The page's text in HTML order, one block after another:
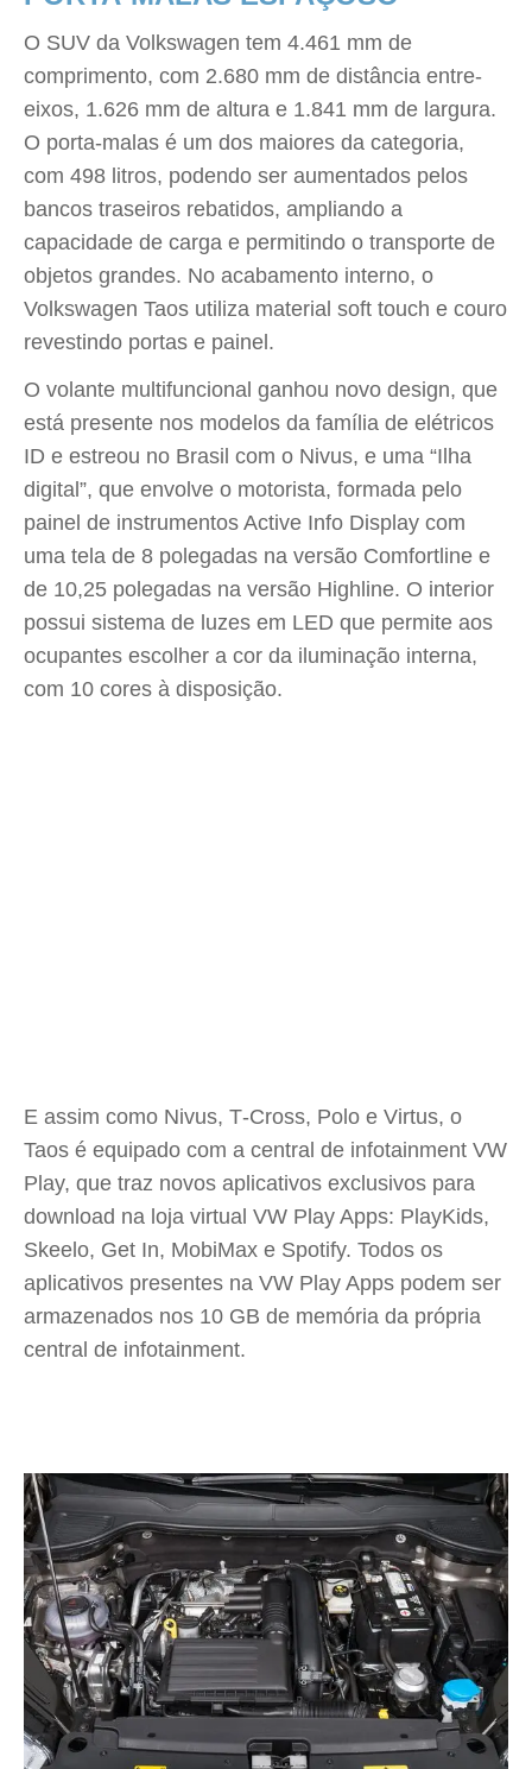
O SUV da Volkswagen tem 4.461 mm de
comprimento, com 2.680 mm de distância entre-
eixos, 1.626 mm de altura e 1.841 mm de largura.
O porta-malas é um dos maiores da categoria,
com 498 litros, podendo ser aumentados pelos
bancos traseiros rebatidos, ampliando a
capacidade de carga e permitindo o transporte de
objetos grandes. No acabamento interno, o
Volkswagen Taos utiliza material soft touch e couro
revestindo portas e painel.
O volante multifuncional ganhou novo design, que
está presente nos modelos da família de elétricos
ID e estreou no Brasil com o Nivus, e uma “Ilha
digital”, que envolve o motorista, formada pelo
painel de instrumentos Active Info Display com
uma tela de 8 polegadas na versão Comfortline e
de 10,25 polegadas na versão Highline. O interior
possui sistema de luzes em LED que permite aos
ocupantes escolher a cor da iluminação interna,
com 10 cores à disposição.
E assim como Nivus, T‑Cross, Polo e Virtus, o
Taos é equipado com a central de infotainment VW
Play, que traz novos aplicativos exclusivos para
download na loja virtual VW Play Apps: PlayKids,
Skeelo, Get In, MobiMax e Spotify. Todos os
aplicativos presentes na VW Play Apps podem ser
armazenados nos 10 GB de memória da própria
central de infotainment.